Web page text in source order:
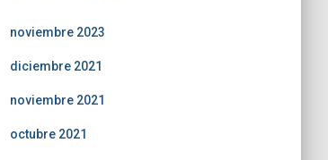
noviembre 2023
diciembre 2021
noviembre 2021
octubre 2021